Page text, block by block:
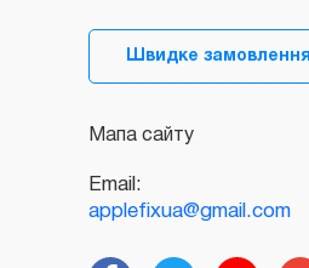
Швидке замовлення
Мапа сайту
Email:
applefixua@gmail.com